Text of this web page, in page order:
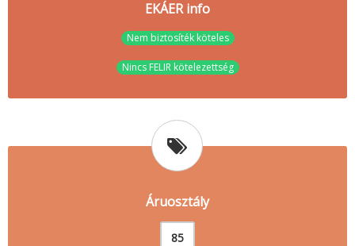
EKÁER info
Nem biztosíték köteles
Nincs FELIR kötelezettség
Áruosztály
85